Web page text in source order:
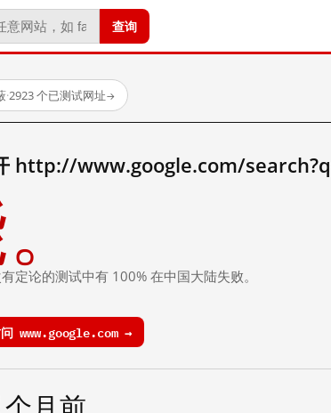
查询
·2923 个已测试网址→
http://www.google.com/
论的测试中有 100% 在中国大陆失败。
www.google.com →
个月前